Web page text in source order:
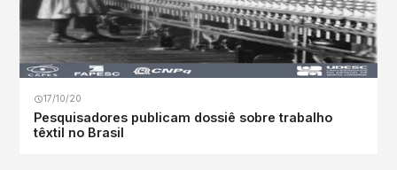
17/10/20
Pesquisadores publicam dossiê sobre trabalho
têxtil no Brasil